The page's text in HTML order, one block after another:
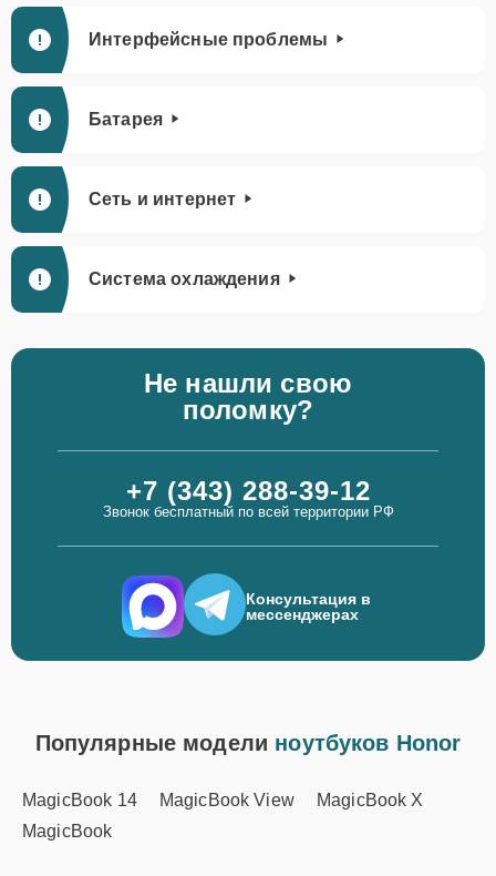
Интерфейсные проблемы
Батарея
Сеть и интернет
Система охлаждения
Не нашли свою
поломку?
+7 (343) 288-39-12
Звонок бесплатный по всей территории РФ
Консультация в
мессенджерах
Популярные модели ноутбуков Honor
MagicBook 14 MagicBook View
MagicBook X
MagicBook